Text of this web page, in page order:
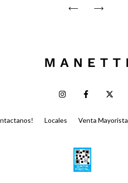
Locales Venta Mayorista